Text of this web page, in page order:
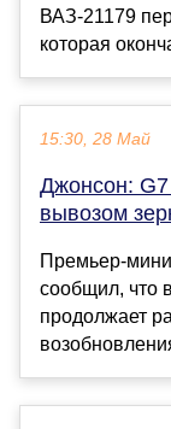
ВАЗ-21179
которая
15:30, 28 Май
Джонсон:
вывозом
Премьер-
сообщил, что
продолжает